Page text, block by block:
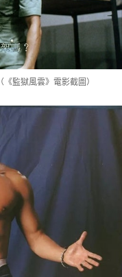
監獄風雲》電影截圖）